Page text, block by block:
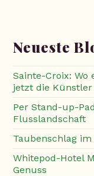
Neueste
Sainte-Croix:
jetzt die Künstler
Per Stand-up-
Flusslandschaft
Taubenschlag
Whitepod-Hotel
Genuss